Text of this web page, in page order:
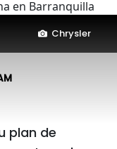
Chrysler
plan de